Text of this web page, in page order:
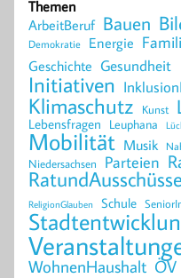
Themen
ArbeitBeruf Bauen
Demokratie Energie
Geschichte Gesundheit
Initiativen
Klimaschutz Kunst
Lebensfragen Leuphana
Mobilität Musik
Niedersachsen Parteien
RatundAusschüsse
ReligionGlauben Schule
WohnenHaushalt ÖV